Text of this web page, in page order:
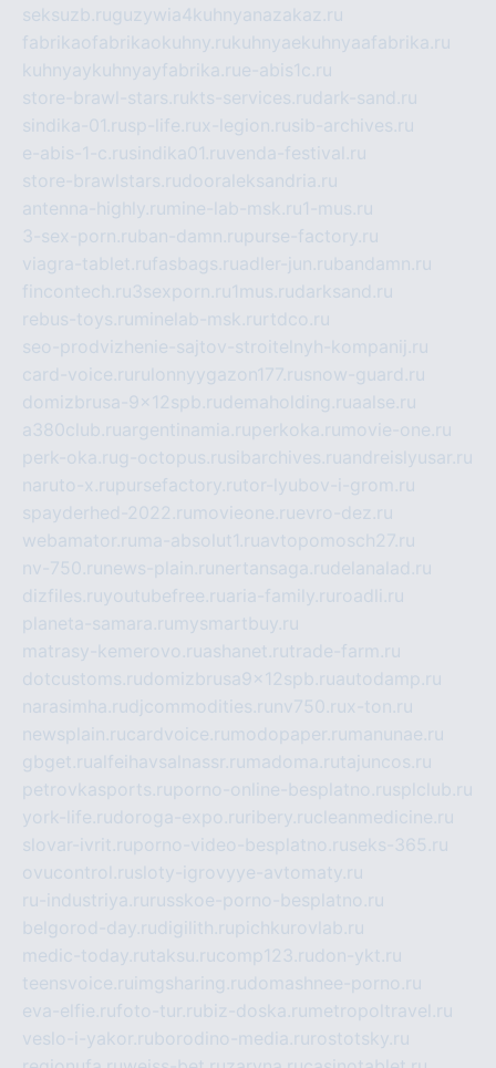
seksuzb.ruguzywia4kuhnyanazakaz.ru
fabrikaofabrikaokuhny.rukuhnyaekuhnyaafabrika.ru
kuhnyaykuhnyayfabrika.rue-abis1c.ru
store-brawl-stars.rukts-services.rudark-sand.ru
sindika-01.rusp-life.rux-legion.rusib-archives.ru
e-abis-1-c.rusindika01.ruvenda-festival.ru
store-brawlstars.rudooraleksandria.ru
antenna-highly.ru mine-lab-msk.ru1-mus.ru
3-sex-porn.ruban-damn.rupurse-factory.ru
viagra-tablet.rufasbags.ruadler-jun.rubandamn.ru
fincontech.ru3sexporn.ru1mus.rudarksand.ru
rebus-toys.ru minelab-msk.ru rtdco.ru
seo-prodvizhenie-sajtov-stroitelnyh-kompanij.ru
card-voice.ru rulonnyygazon177.rusnow-guard.ru
domizbrusa-9x12spb.rudemaholding.ruaalse.ru
a380club.ruargentinamia.ruperkoka.ru movie-one.ru
perk-oka.rug-octopus.rusibarchives.ruandreislyusar.ru
naruto-x.rupursefactory.rutor-lyubov-i-grom.ru
spayderhed-2022.ru movieone.ruevro-dez.ru
webamator.ru ma-absolut1.ruavtopomosch27.ru
nv-750.ru news-plain.ru nertansaga.rudelanalad.ru
dizfiles.ruyoutubefree.ruaria-family.ru roadli.ru
planeta-samara.ru mysmartbuy.ru
matrasy-kemerovo.ruashanet.rutrade-farm.ru
dotcustoms.rudomizbrusa9x12spb.ruautodamp.ru
narasimha.rudjcommodities.ru nv750.rux-ton.ru
newsplain.rucardvoice.ru modopaper.ru manunae.ru
gbget.rualfeihavsalnassr.ru madoma.rutajuncos.ru
petrovkasports.ruporno-online-besplatno.rusplclub.ru
york-life.rudoroga-expo.ru ribery.rucleanmedicine.ru
slovar-ivrit.ruporno-video-besplatno.ruseks-365.ru
ovucontrol.rusloty-igrovyye-avtomaty.ru
ru-industriya.ru russkoe-porno-besplatno.ru
belgorod-day.rudigilith.rupichkurovlab.ru
medic-today.rutaksu.rucomp123.rudon-ykt.ru
teensvoice.ru imgsharing.rudomashnee-porno.ru
eva-elfie.rufoto-tur.rubiz-doska.ru metropoltravel.ru
veslo-i-yakor.ruborodino-media.ru rostotsky.ru